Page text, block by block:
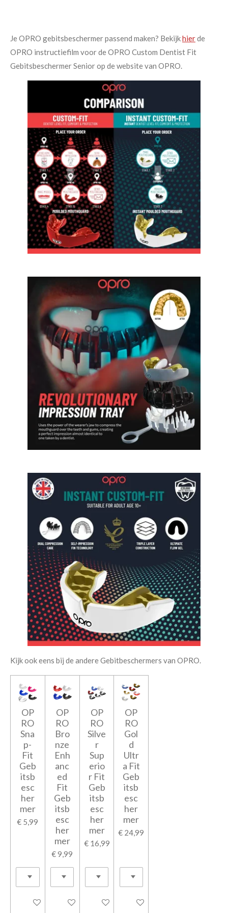
Je OPRO gebitsbeschermer passend maken? Bekijkhierde
OPRO instructiefilm voor de OPRO Custom Dentist Fit
Gebitsbeschermer Senior op de website van OPRO.
Kijk ook eens bij de andere Gebitbeschermers van OPRO.
OP
RO
Sna
p-
Fit
Geb
itsb
esc
her
mer
€ 5,99
In winkelwagen
OP
RO
Bro
nze
Enh
anc
ed
Fit
Geb
itsb
esc
her
mer
€ 9,99
In winkelwagen
OP
RO
Silve
r
Sup
erio
r Fit
Geb
itsb
esc
her
mer
€ 16,99
In winkelwagen
OP
RO
Gol
d
Ultr
a Fit
Geb
itsb
esc
her
mer
€ 24,99
In winkelwagen